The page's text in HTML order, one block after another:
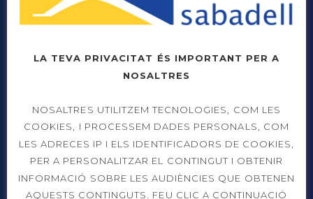
Prat de la Riba, 91
08206 Sabadell (Barcelona)
937 26 45 00
info@cts.cat
LA TEVA PRIVACITAT ÉS IMPORTANT PER A
NOSALTRES
NOSALTRES UTILITZEM TECNOLOGIES, COM LES
COOKIES, I PROCESSEM DADES PERSONALS, COM
LES ADRECES IP I ELS IDENTIFICADORS DE COOKIES,
PER A PERSONALITZAR EL CONTINGUT I OBTENIR
INFORMACIÓ SOBRE LES AUDIÈNCIES QUE OBTENEN
AQUESTS CONTINGUTS. FEU CLIC A CONTINUACIÓ